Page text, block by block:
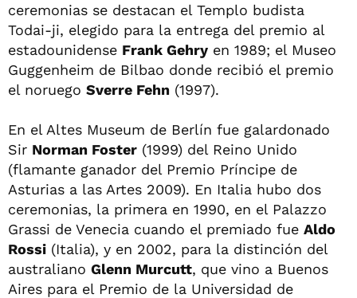
ceremonias se destacan el Templo budista
Todai-ji, elegido para la entrega del premio al
estadounidense Frank Gehry en 1989; el Museo
Guggenheim de Bilbao donde recibió el premio
el noruego Sverre Fehn (1997).
En el Altes Museum de Berlín fue galardonado
Sir Norman Foster (1999) del Reino Unido
(flamante ganador del Premio Príncipe de
Asturias a las Artes 2009). En Italia hubo dos
ceremonias, la primera en 1990, en el Palazzo
Grassi de Venecia cuando el premiado fue Aldo
Rossi (Italia), y en 2002, para la distinción del
australiano Glenn Murcutt, que vino a Buenos
Aires para el Premio de la Universidad de